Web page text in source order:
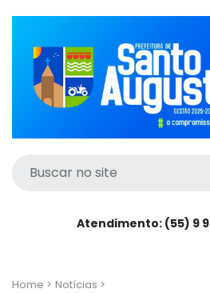
Atendimento: (55) 9
Home > Notícias >